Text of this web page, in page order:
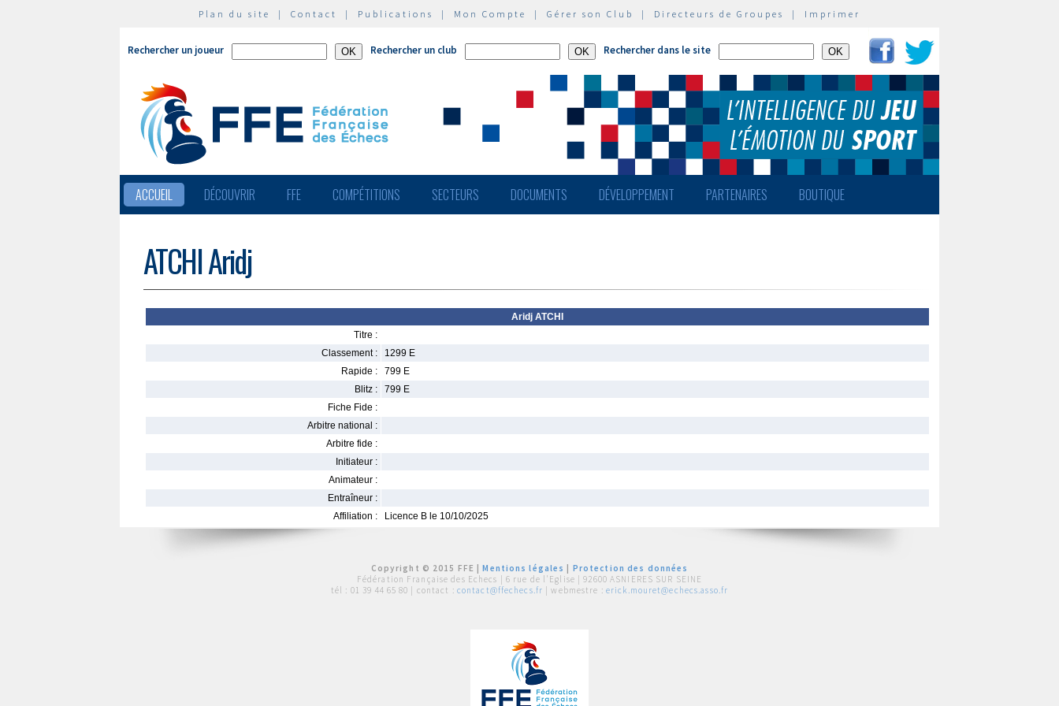
Plan du site | Contact | Publications | Mon Compte | Gérer son Club | Directeurs de Groupes | Imprimer
Rechercher un joueur Rechercher un club Rechercher dans le site
ACCUEIL DÉCOUVRIR FFE COMPÉTITIONS SECTEURS DOCUMENTS DÉVELOPPEMENT PARTENAIRES BOUTIQUE
ATCHI Aridj
Aridj ATCHI
Titre :
Classement :
1299 E
Rapide :
799 E
Blitz :
799 E
Fiche Fide :
Arbitre national :
Arbitre fide :
Initiateur :
Animateur :
Entraîneur :
Affiliation :
Licence B le 10/10/2025
Copyright © 2015 FFE |Mentions légales
Protection des données
Fédération Française des Echecs | 6 rue de l'Eglise | 92600 ASNIERES SUR SEINE
tél : 01 39 44 65 80 | contact : contact@ffechecs.fr | webmestre : erick.mouret@echecs.asso.fr